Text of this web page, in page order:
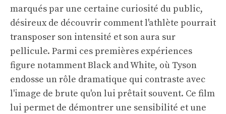
marqués par une certaine curiosité du public,
désireux de découvrir comment l'athlète pourrait
transposer son intensité et son aura sur
pellicule. Parmi ces premières expériences
figure notamment Black and White, où Tyson
endosse un rôle dramatique qui contraste avec
l'image de brute qu'on lui prêtait souvent. Ce film
lui permet de démontrer une sensibilité et une